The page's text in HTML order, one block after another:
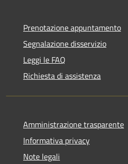
Prenotazione appuntamento
Segnalazione disservizio
Leggi le FAQ
Richiesta di assistenza
Amministrazione trasparente
Informativa privacy
Note legali